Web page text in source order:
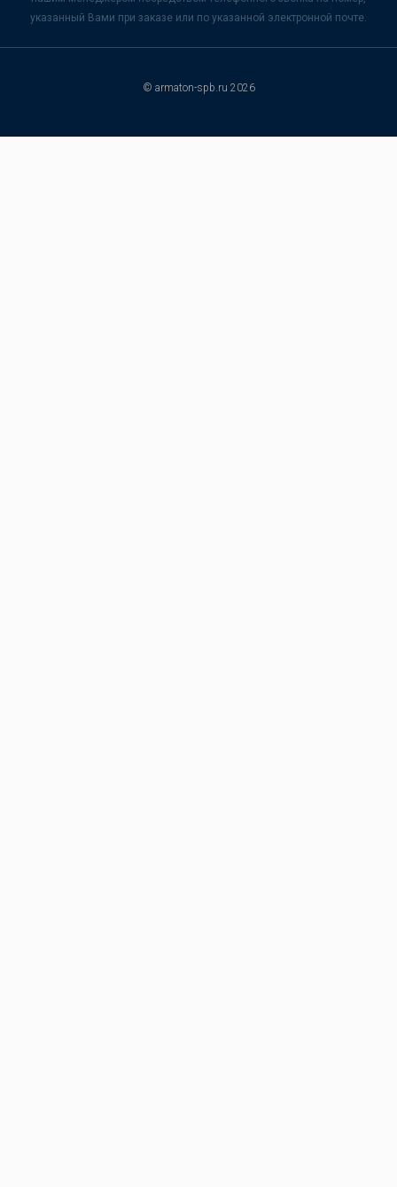
указанный Вами при заказе или по указанной электронной почте.
© armaton-spb.ru 2026